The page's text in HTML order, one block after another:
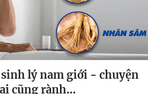
lý nam giới - chuyện
cũng rành…